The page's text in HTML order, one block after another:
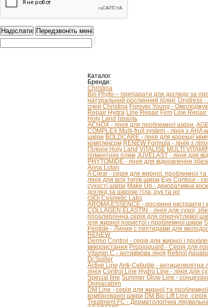
Каталог
Бренди:
Christina
Bio Phyto – препарати для догляду за
натуральний рослинний пілінг. Unstress -
очей Christina Forever Young -
Repair Hydra Line Repair Firm Line Repair
Holy Land Ізраїль
ACNOX - лінія для проблемної шкіри.
COMPLEX Multi-fruit system - лінія з AHA
шкіри BOLDCARE - лінія для корекції
комплексом RENEW Formula - лінія з
Пілінги Holy Land VITALISE MULTI
пігментних плям JUVELAST - лінія для
PHYTOMIDE - лінія для відновлення
Anna Lotan
A Clear - серія для жирної, проблемної та
лінія для всіх типів шкіри Eye Contour -
сухості шкіри Make Up - декоративна
догляд за шкірою тіла, рук та ніг
GIGI Cosmetic Labs
AROMA ESSENCE - рослинні екстракти і
COLLAGEN ELASTIN - лінія для сухої,
гіпоалергенна серія для гіперчутливої
для жирної пористої і проблемної шкіри
Peptide - Линия с пептидами для
RENEW
Dermo Control - серія для жирної і
використання Propioguard - Серія для
Vitamin C - антивікова лінія Retinol
Dr.Spiller
Active Line Anti-Cellulite - антицелюлітна
лінія Control Line Hydro Line - лінія для
Special line Summer Glow Line -
Onmacabim
DM Line - серія для жирної та
комбінованої шкіри DM Bio Lift Line -cерія
Treatment FC - Дерматологічна